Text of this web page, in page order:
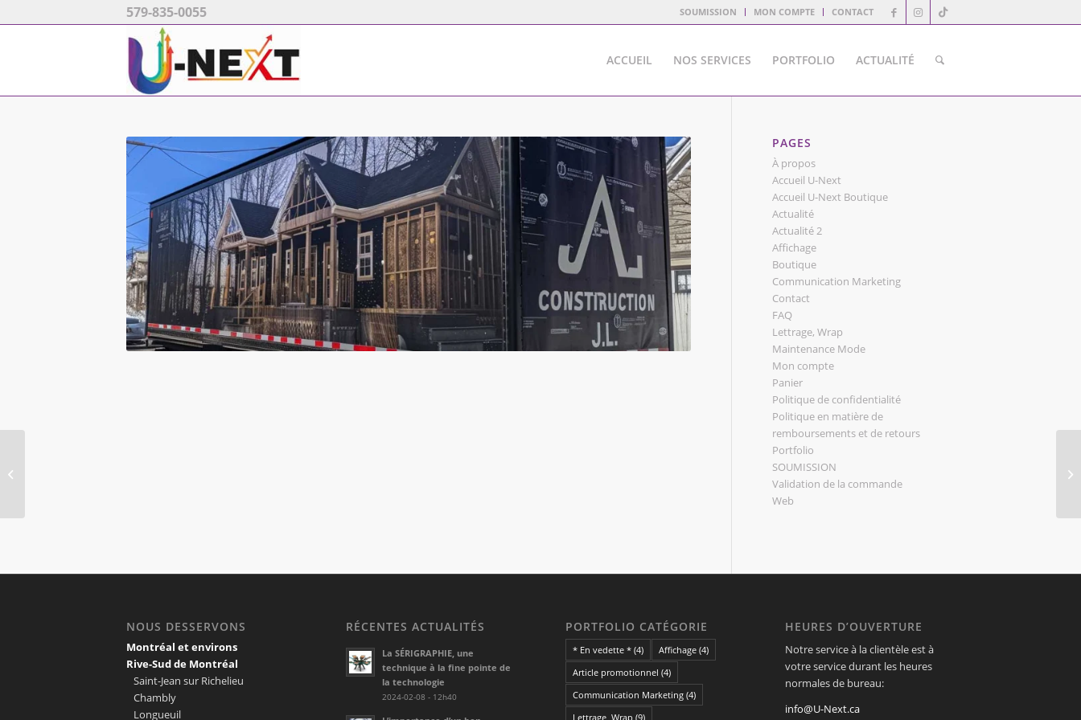
SOUMISSION MON COMPTE CONTACT
579-835-0055
ACCUEIL NOS SERVICES PORTFOLIO ACTUALITÉ
PAGES
À propos
Accueil U-Next
Accueil U-Next Boutique
Actualité
Actualité 2
Affichage
Boutique
Communication Marketing
Contact
FAQ
Lettrage, Wrap
Maintenance Mode
Mon compte
Panier
Politique de confidentialité
Politique en matière de
remboursements et de retours
Portfolio
SOUMISSION
Validation de la commande
Web
NOUS DESSERVONS
Montréal et environs
Rive-Sud de Montréal
Saint-Jean sur Richelieu
Chambly
Longueuil
RÉCENTES ACTUALITÉS
La SÉRIGRAPHIE, une
technique à la fine pointe de
la technologie
2024-02-08 - 12h40
PORTFOLIO CATÉGORIE
* En vedette *(4) Affichage(4)
Article promotionnel (4)
Communication Marketing(4)
Lettrage, Wrap (9)
HEURES D’OUVERTURE
Notre service à la clientèle est à
votre service durant les heures
normales de bureau:
info@U-Next.ca